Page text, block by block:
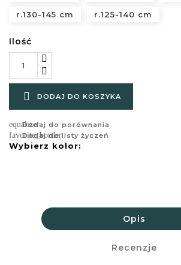
r.130-145 cm r.125-140 cm
Ilość
 DODAJ DO KOSZYKA
equalizer
Dodaj do porównania
favorite_border
Dodaj do listy życzeń
Wybierz kolor:
Opis
Recenzje